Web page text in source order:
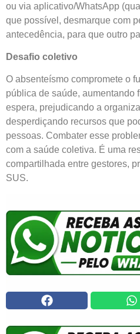
ou via aplicativo/WhatsApp
que possível, desmarque com
antecedência, para que outro
Desafio coletivo
O absenteísmo compromete o
pública de saúde, aumentando
espera, prejudicando a
desperdiçando recursos que
pessoas. Combater esse
com a saúde coletiva. É uma
compartilhada entre gestores,
SUS.